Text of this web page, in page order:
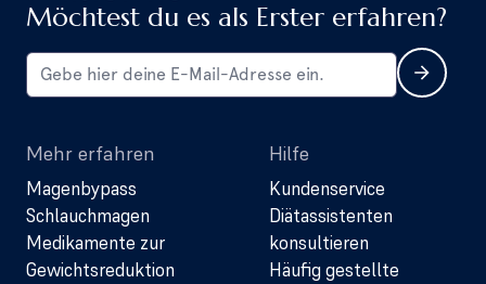
Möchtest du es als Erster erfahren?
Mehr erfahren
Magenbypass
Schlauchmagen
Medikamente zur
Gewichtsreduktion
Hilfe
Kundenservice
Diätassistenten
konsultieren
Häufig gestellte